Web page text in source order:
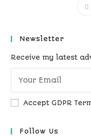
Newsletter
Receive my latest
Accept GDPR
Follow Us